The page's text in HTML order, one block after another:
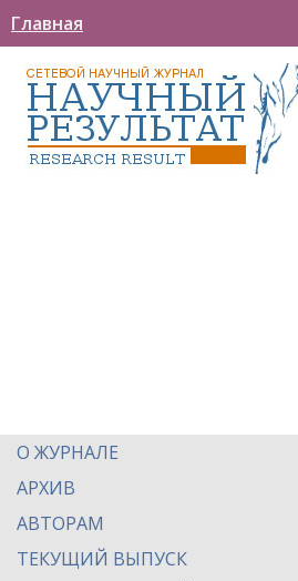
Главная
О ЖУРНАЛЕ
АРХИВ
АВТОРАМ
ТЕКУЩИЙ ВЫПУСК